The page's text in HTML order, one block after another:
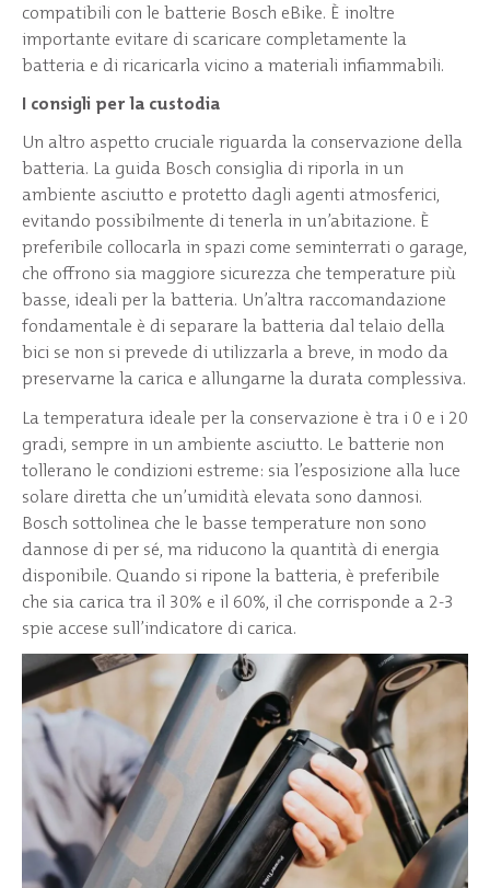
compatibili con le batterie Bosch eBike. È inoltre
importante evitare di scaricare completamente la
batteria e di ricaricarla vicino a materiali infiammabili.
I consigli per la custodia
Un altro aspetto cruciale riguarda la conservazione della
batteria. La guida Bosch consiglia di riporla in un
ambiente asciutto e protetto dagli agenti atmosferici,
evitando possibilmente di tenerla in un’abitazione. È
preferibile collocarla in spazi come seminterrati o garage,
che offrono sia maggiore sicurezza che temperature più
basse, ideali per la batteria. Un’altra raccomandazione
fondamentale è di separare la batteria dal telaio della
bici se non si prevede di utilizzarla a breve, in modo da
preservarne la carica e allungarne la durata complessiva.
La temperatura ideale per la conservazione è tra i 0 e i 20
gradi, sempre in un ambiente asciutto. Le batterie non
tollerano le condizioni estreme: sia l’esposizione alla luce
solare diretta che un’umidità elevata sono dannosi.
Bosch sottolinea che le basse temperature non sono
dannose di per sé, ma riducono la quantità di energia
disponibile. Quando si ripone la batteria, è preferibile
che sia carica tra il 30% e il 60%, il che corrisponde a 2-3
spie accese sull’indicatore di carica.